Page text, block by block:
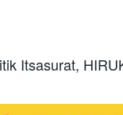
Itsasurat,